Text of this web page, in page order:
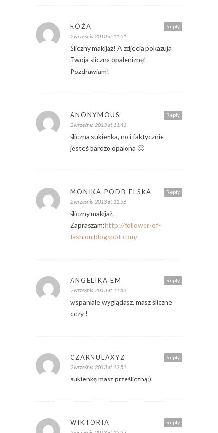
Reply
RÓŻA
2 września 2013 at 11:31
Śliczny makijaż! A zdjecia pokazuja
Twoja sliczna opaleniznę!
Pozdrawiam!
Reply
ANONYMOUS
2 września 2013 at 11:41
śliczna sukienka, no i faktycznie
jesteś bardzo opalona 🙂
Reply
MONIKA PODBIELSKA
2 września 2013 at 11:56
śliczny makijaż.
Zapraszam:http://follower-of-
fashion.blogspot.com/
Reply
ANGELIKA EM
2 września 2013 at 11:58
wspaniale wyglądasz, masz śliczne
oczy !
Reply
CZARNULAXYZ
2 września 2013 at 12:51
sukienkę masz prześliczną:)
Reply
WIKTORIA